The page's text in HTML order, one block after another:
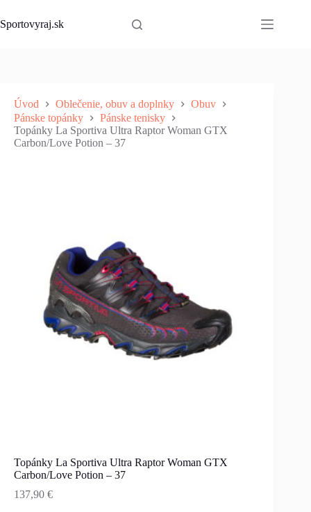
to
content
Sportovyraj.sk
Úvod Oblečenie, obuv a doplnky
Obuv
Pánske topánky
Pánske tenisky
Topánky La Sportiva Ultra Raptor Woman GTX
Carbon/Love Potion – 37
Topánky La Sportiva Ultra Raptor Woman GTX
Carbon/Love Potion – 37
137,90 €